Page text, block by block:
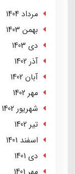
مرداد 1404
بهمن 1403
دی 1403
آذر 1402
آبان 1402
مهر 1402
شهریور 1402
تير 1402
اسفند 1401
دی 1401